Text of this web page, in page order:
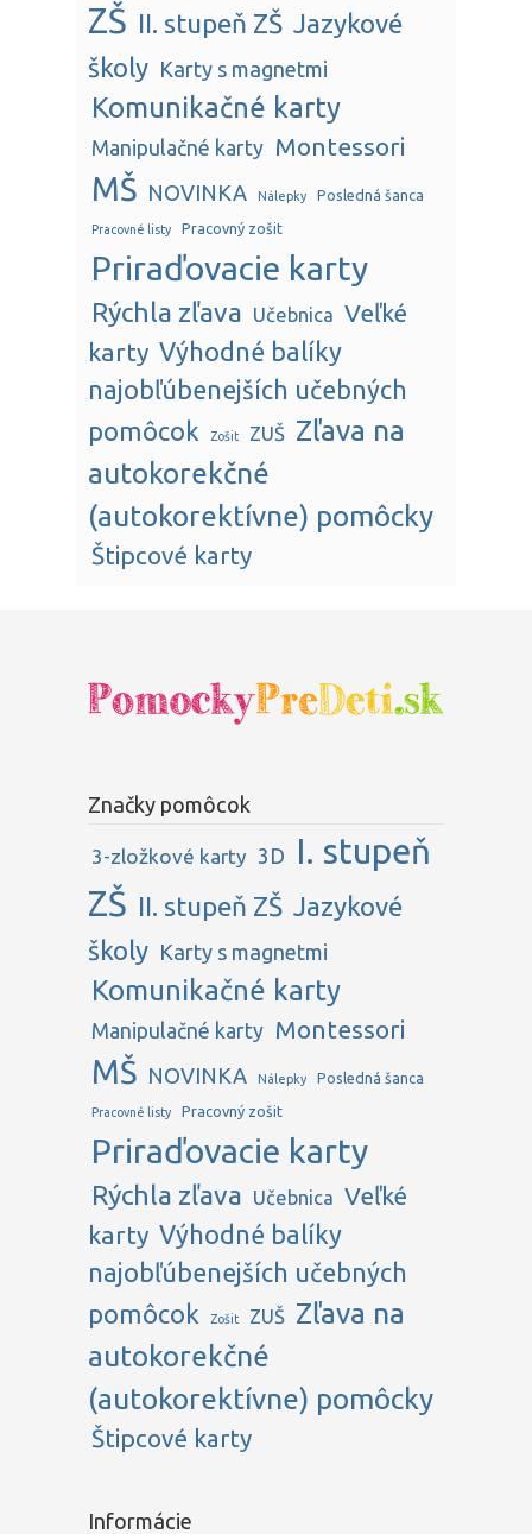
ZŠ II. stupeň ZŠ Jazykové
školy Karty s magnetmi
Komunikačné karty
Manipulačné karty Montessori
MŠ NOVINKA Nálepky Posledná šanca
Pracovné listy Pracovný zošit
Priraďovacie karty
Rýchla zľava Učebnica Veľké
karty Výhodné balíky
najobľúbenejších učebných
pomôcok
Zošit ZUŠ Zľava na
autokorekčné
(autokorektívne) pomôcky
Štipcové karty
Značky pomôcok
3-zložkové karty 3D
I. stupeň
ZŠ II. stupeň ZŠ Jazykové
školy Karty s magnetmi
Komunikačné karty
Manipulačné karty Montessori
MŠ NOVINKA Nálepky Posledná šanca
Pracovné listy Pracovný zošit
Priraďovacie karty
Rýchla zľava Učebnica Veľké
karty Výhodné balíky
najobľúbenejších učebných
pomôcok
Zošit ZUŠ Zľava na
autokorekčné
(autokorektívne) pomôcky
Štipcové karty
Informácie